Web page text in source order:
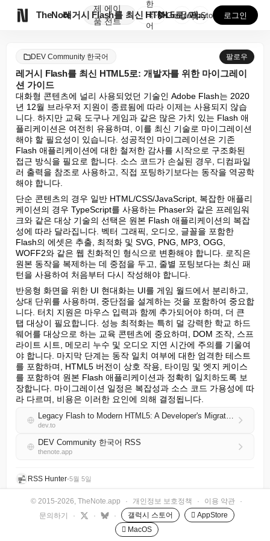
TheNote
제
품
에이
전트
레거시 Flash를 최신 HTML5로: 개발자를 위한 ...
한
국
어
GooglePlay
AppStore 로그인
DEV Community 한국어 팔로우
레거시 Flash를 최신 HTML5로: 개발자를 위한 마이그레이
션 가이드
대화형 콘텐츠에 널리 사용되었던 기술인 Adobe Flash는 2020
년 12월 브라우저 지원이 종료됨에 따라 이제는 사용되지 않습
니다. 하지만 교육 도구나 게임과 같은 많은 가치 있는 Flash 애
플리케이션은 여전히 유용하며, 이를 최신 기술로 마이그레이션
해야 할 필요성이 있습니다. 성공적인 마이그레이션은 기존
Flash 애플리케이션에 대한 철저한 감사를 시작으로 구조화된
접근 방식을 필요로 합니다. 소스 코드가 손실된 경우, 디컴파일
러 출력을 참조로 사용하고, 직접 포팅하기보다는 동작을 역공학
해야 합니다.
단순 콘텐츠의 경우 일반 HTML/CSS/JavaScript, 복잡한 애플리
케이션의 경우 TypeScript를 사용하는 Phaser와 같은 프레임워
크와 같은 대상 기술의 선택은 원본 Flash 애플리케이션의 복잡
성에 따라 달라집니다. 벡터 그래픽, 오디오, 글꼴을 포함한
Flash의 에셋은 추출, 최적화 및 SVG, PNG, MP3, OGG,
WOFF2와 같은 웹 친화적인 형식으로 변환해야 합니다. 로직은
원본 동작을 복제하는 데 중점을 두고, 줄별 포팅보다는 최신 패
턴을 사용하여 처음부터 다시 작성해야 합니다.
반응형 화면을 위한 UI 현대화는 UI를 게임 월드에서 분리하고,
상대 단위를 사용하며, 중단점을 설계하는 것을 포함하여 중요합
니다. 터치 지원은 마우스 입력과 함께 추가되어야 하며, 더 큰
탭 대상이 필요합니다. 성능 최적화는 특히 덜 강력한 학교 하드
웨어를 대상으로 하는 교육 콘텐츠에 중요하며, DOM 조작, 스프
라이트 시트, 메모리 누수 및 오디오 지연 시간에 주의를 기울여
야 합니다. 마지막 단계는 동작 일치 여부에 대한 엄격한 테스트
를 포함하며, HTML5 버전이 상호 작용, 타이밍 및 엣지 케이스
를 포함하여 원본 Flash 애플리케이션과 정확히 일치하도록 보
장합니다. 마이그레이션 일정은 복잡성과 소스 코드 가용성에 따
라 다르며, 비용은 이러한 요인에 의해 결정됩니다.
Legacy Flash to Modern HTML5: A Developer's Migration Guide
dev.to
DEV Community 한국어 RSS
thenote.app
RSS Hunter•5월 5일
© 2015-2026, TheNote.app · 개인정보 보호정책 · 이용 약관
·
문의하기
· · · 갤럭시 스토어
 AppStore
 MacOS